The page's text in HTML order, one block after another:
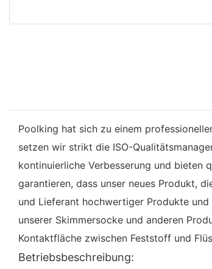
Poolking hat sich zu einem
setzen wir strikt die ISO-
kontinuierliche Verbesserung und bieten
garantieren, dass unser neues Produkt,
und Lieferant hochwertiger Produkte
unserer Skimmersocke und anderen
Kontaktfläche zwischen Feststoff und
Betriebsbeschreibung: